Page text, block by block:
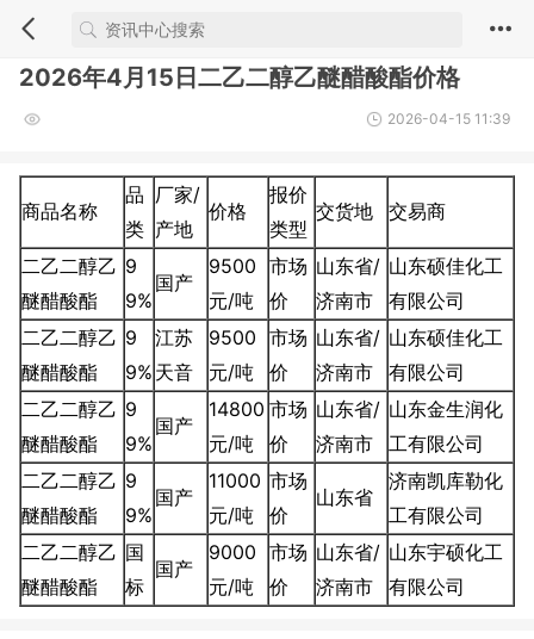
2026年4月15日二乙二醇乙醚醋酸酯价格
2026-04-15 11:39
商品名称
品
类
厂家/
产地
价格
报价
类型
交货地 交易商
二乙二醇乙
醚醋酸酯
9
9%
国产
9500
元/吨
市场
价
山东省/
济南市
山东硕佳化工
有限公司
二乙二醇乙
醚醋酸酯
9
9%
江苏
天音
9500
元/吨
市场
价
山东省/
济南市
山东硕佳化工
有限公司
二乙二醇乙
醚醋酸酯
9
9%
国产
14800
元/吨
市场
价
山东省/
济南市
山东金生润化
工有限公司
二乙二醇乙
醚醋酸酯
9
9%
国产
11000
元/吨
市场
价
山东省
济南凯库勒化
工有限公司
二乙二醇乙
醚醋酸酯
国
标
国产
9000
元/吨
市场
价
山东省/
济南市
山东宇硕化工
有限公司